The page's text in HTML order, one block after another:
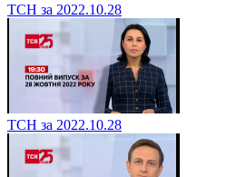
ТСН за 2022.10.28
ТСН за 2022.10.28